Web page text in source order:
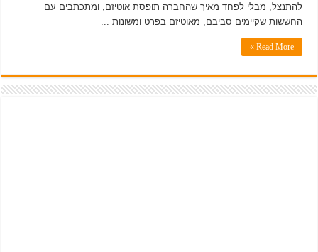
להתנצל, מבלי לפחד מאיך שהחברה תופסת אוטיזם, ומתכתבים עם
החששות שקיימים סביבם, מאוטיזם בפרט ומשונות ...
Read More »